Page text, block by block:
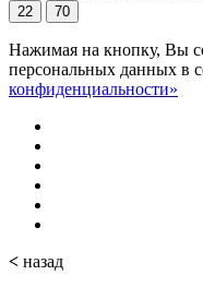
22 70
Нажимая на кнопку, Вы
персональных данных в
конфиденциальности»
< назад